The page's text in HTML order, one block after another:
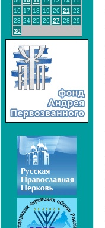
16 17 18 19 20 21
22
23 24 25 26 27 28 29
30